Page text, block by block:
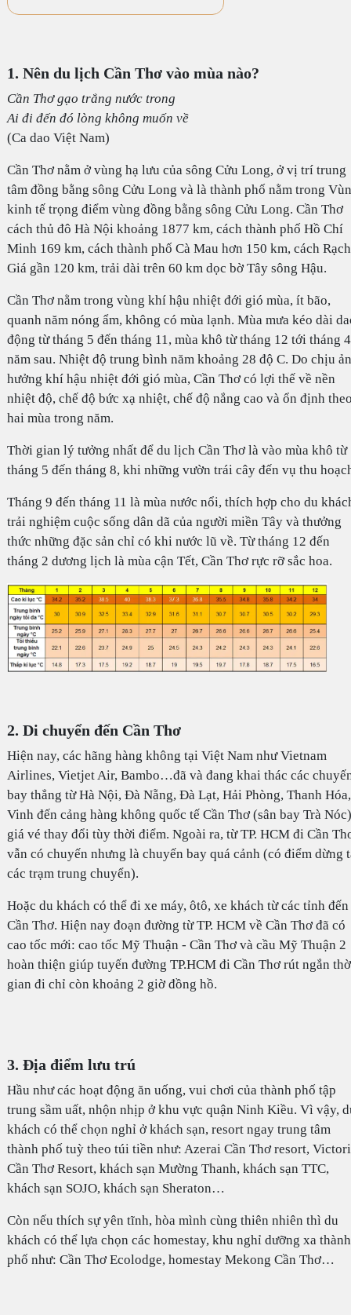
1. Nên du lịch Cần Thơ vào mùa nào?
Cần Thơ gạo trắng nước trong
Ai đi đến đó lòng không muốn về
(Ca dao Việt Nam)
Cần Thơ nằm ở vùng hạ lưu của sông Cửu Long, ở vị trí trung
tâm đồng bằng sông Cửu Long và là thành phố nằm trong
kinh tế trọng điểm vùng đồng bằng sông Cửu Long. Cần Thơ
cách thủ đô Hà Nội khoảng 1877 km, cách thành phố Hồ Chí
Minh 169 km, cách thành phố Cà Mau hơn 150 km, cách Rạch
Giá gần 120 km, trải dài trên 60 km dọc bờ Tây sông Hậu.
Cần Thơ nằm trong vùng khí hậu nhiệt đới gió mùa, ít bão,
quanh năm nóng ẩm, không có mùa lạnh. Mùa mưa kéo dài
động từ tháng 5 đến tháng 11, mùa khô từ tháng 12 tới tháng 4
năm sau. Nhiệt độ trung bình năm khoảng 28 độ C. Do chịu
hưởng khí hậu nhiệt đới gió mùa, Cần Thơ có lợi thế về nền
nhiệt độ, chế độ bức xạ nhiệt, chế độ nắng cao và ổn định
hai mùa trong năm.
Thời gian lý tưởng nhất để du lịch Cần Thơ là vào mùa khô từ
tháng 5 đến tháng 8, khi những vườn trái cây đến vụ thu
Tháng 9 đến tháng 11 là mùa nước nổi, thích hợp cho du
trải nghiệm cuộc sống dân dã của người miền Tây và thưởng
thức những đặc sản chỉ có khi nước lũ về. Từ tháng 12 đến
tháng 2 dương lịch là mùa cận Tết, Cần Thơ rực rỡ sắc hoa.
2. Di chuyển đến Cần Thơ
Hiện nay, các hãng hàng không tại Việt Nam như Vietnam
Airlines, Vietjet Air, Bambo…đã và đang khai thác các
bay thẳng từ Hà Nội, Đà Nẵng, Đà Lạt, Hải Phòng, Thanh Hóa,
Vinh đến cảng hàng không quốc tế Cần Thơ (sân bay Trà
giá vé thay đổi tùy thời điểm. Ngoài ra, từ TP. HCM đi Cần
vẫn có chuyến nhưng là chuyến bay quá cảnh (có điểm dừng
các trạm trung chuyển).
Hoặc du khách có thể đi xe máy, ôtô, xe khách từ các tỉnh đến
Cần Thơ. Hiện nay đoạn đường từ TP. HCM về Cần Thơ đã có
cao tốc mới: cao tốc Mỹ Thuận - Cần Thơ và cầu Mỹ Thuận 2
hoàn thiện giúp tuyến đường TP.HCM đi Cần Thơ rút ngắn
gian đi chỉ còn khoảng 2 giờ đồng hồ.
3. Địa điểm lưu trú
Hầu như các hoạt động ăn uống, vui chơi của thành phố tập
trung sầm uất, nhộn nhịp ở khu vực quận Ninh Kiều. Vì vậy,
khách có thể chọn nghỉ ở khách sạn, resort ngay trung tâm
thành phố tuỳ theo túi tiền như: Azerai Cần Thơ resort,
Cần Thơ Resort, khách sạn Mường Thanh, khách sạn TTC,
khách sạn SOJO, khách sạn Sheraton…
Còn nếu thích sự yên tĩnh, hòa mình cùng thiên nhiên thì du
khách có thể lựa chọn các homestay, khu nghỉ dưỡng xa thành
phố như: Cần Thơ Ecolodge, homestay Mekong Cần Thơ…